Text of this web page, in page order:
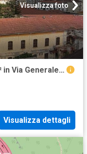
Visualizza foto
Appartamento in affitto di 100 m² in Via Generale Luigi Parisi
Visualizza dettagli